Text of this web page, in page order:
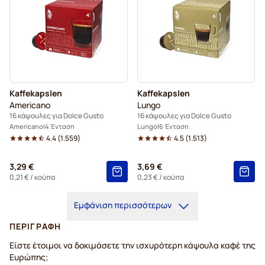
Kaffekapslen
Americano
16 κάψουλες για Dolce Gusto
Americano 4 Ένταση
4.4(1.559)
3,29 €
0,21 €/ κούπα
Kaffekapslen
Lungo
16 κάψουλες για Dolce Gusto
Lungo 6 Ένταση
4.5(1.513)
3,69 €
0,23 €/ κούπα
Εμφάνιση περισσότερων
ΠΕΡΙΓΡΑΦΉ
Είστε έτοιμοι να δοκιμάσετε την ισχυρότερη κάψουλα καφέ της
Ευρώπης;